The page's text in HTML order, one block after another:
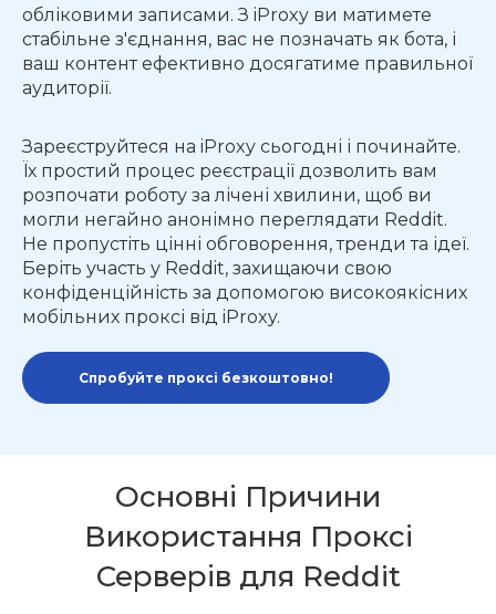
обліковими записами. З iProxy ви матимете
стабільне з'єднання, вас не позначать як бота, і
ваш контент ефективно досягатиме правильної
аудиторії.
Зареєструйтеся на iProxy сьогодні і починайте.
Їх простий процес реєстрації дозволить вам
розпочати роботу за лічені хвилини, щоб ви
могли негайно анонімно переглядати Reddit.
Не пропустіть цінні обговорення, тренди та ідеї.
Беріть участь у Reddit, захищаючи свою
конфіденційність за допомогою високоякісних
мобільних проксі від iProxy.
Спробуйте проксі безкоштовно!
Основні Причини
Використання Проксі
Серверів для Reddit